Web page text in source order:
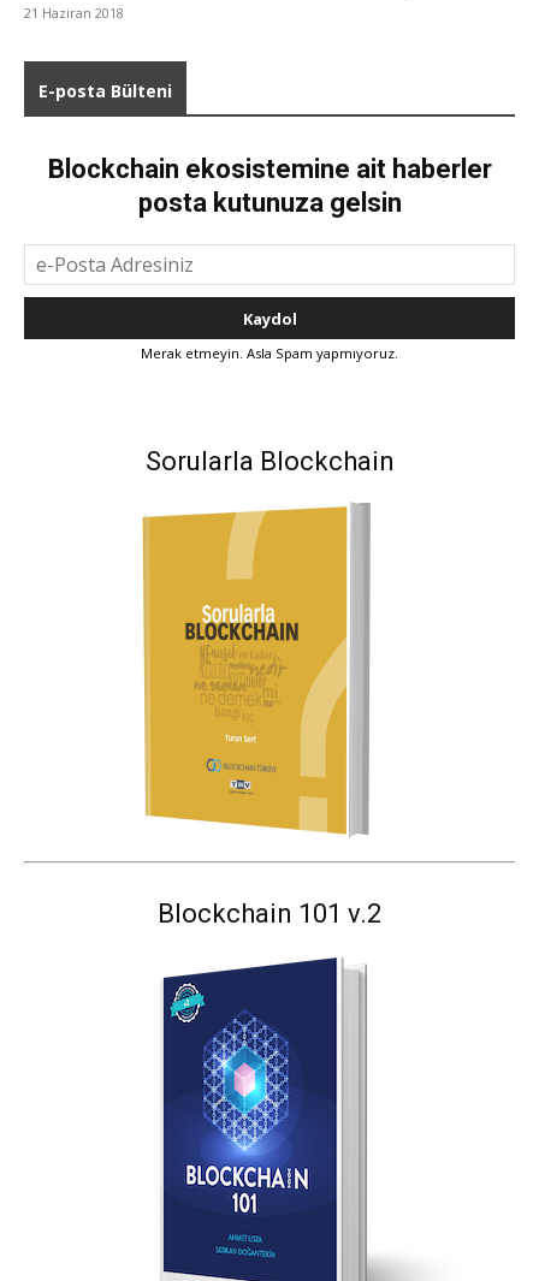
21 Haziran 2018
E-posta Bülteni
Blockchain ekosistemine ait haberler
posta kutunuza gelsin
Merak etmeyin. Asla Spam yapmıyoruz.
Sorularla Blockchain
Blockchain 101 v.2